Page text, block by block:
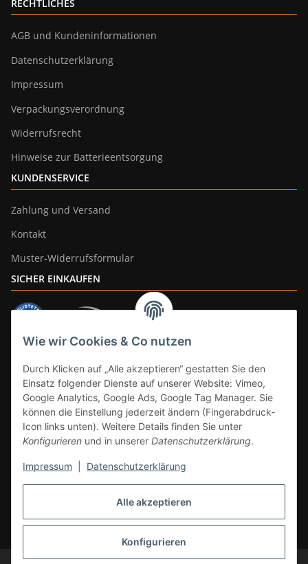
Alle akzeptieren
Konfigurieren
Wie wir Cookies & Co nutzen
Durch Klicken auf „Alle akzeptieren“ gestatten Sie den
Einsatz folgender Dienste auf unserer Website: Vimeo,
Google Analytics, Google Ads, Google Tag Manager. Sie
können die Einstellung jederzeit ändern (Fingerabdruck-
Icon links unten). Weitere Details finden Sie unter
Konfigurieren und in unserer Datenschutzerklärung.
Impressum Datenschutzerklärung
RECHTLICHES
AGB und Kundeninformationen
Datenschutzerklärung
Impressum
Verpackungsverordnung
Widerrufsrecht
Hinweise zur Batterieentsorgung
KUNDENSERVICE
Zahlung und Versand
Kontakt
Muster-Widerrufsformular
SICHER EINKAUFEN
* Alle Preise inkl. gesetzlicher Mwst., zzgl.Versand
DE, gilt nicht für Großgeräte per Spedition). Artikel mit 0% MwSt. (gem. §